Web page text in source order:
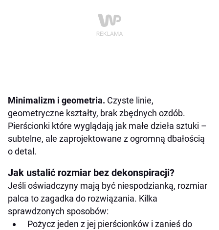
Minimalizm i geometria. Czyste linie,
geometryczne kształty, brak zbędnych ozdób.
Pierścionki które wyglądają jak małe dzieła sztuki –
subtelne, ale zaprojektowane z ogromną dbałością
o detal.
Jak ustalić rozmiar bez dekonspiracji?
Jeśli oświadczyny mają być niespodzianką, rozmiar
palca to zagadka do rozwiązania. Kilka
sprawdzonych sposobów:
Pożycz jeden z jej pierścionków i zanieś do